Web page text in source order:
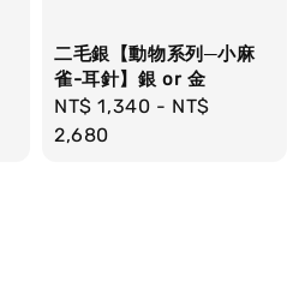
二毛銀【動物系列─小麻
雀-耳針】銀 or 金
Regular
price
NT$ 1,340 - NT$
2,680